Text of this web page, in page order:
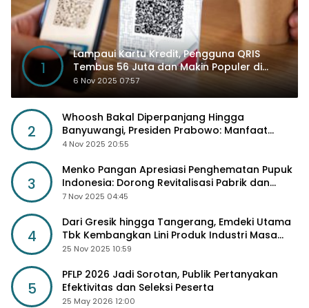
1
Lampaui Kartu Kredit, Pengguna QRIS
Tembus 56 Juta dan Makin Populer di
Kancah Global
6 Nov 2025 07:57
2
Whoosh Bakal Diperpanjang Hingga
Banyuwangi, Presiden Prabowo: Manfaat
Sosial Lebih Besar
4 Nov 2025 20:55
3
Menko Pangan Apresiasi Penghematan Pupuk
Indonesia: Dorong Revitalisasi Pabrik dan
Diskon Harga Pupuk
7 Nov 2025 04:45
4
Dari Gresik hingga Tangerang, Emdeki Utama
Tbk Kembangkan Lini Produk Industri Masa
Depan
25 Nov 2025 10:59
5
PFLP 2026 Jadi Sorotan, Publik Pertanyakan
Efektivitas dan Seleksi Peserta
25 May 2026 12:00